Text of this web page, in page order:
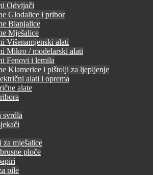
Odvijači
Glodalice i pribor
Blanjalice
Mješalice
Višenamjenski alati
Mikro / modelarski alati
Fenovi i lemila
Klamerice i pištolji za ljepljenje
alati i oprema
alate
svrdla
za mješalice
ploče
pile